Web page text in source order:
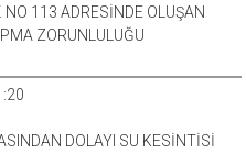
113 ADRESİNDE OLUŞAN
ZORUNLULUĞU
DOLAYI SU KESİNTİSİ